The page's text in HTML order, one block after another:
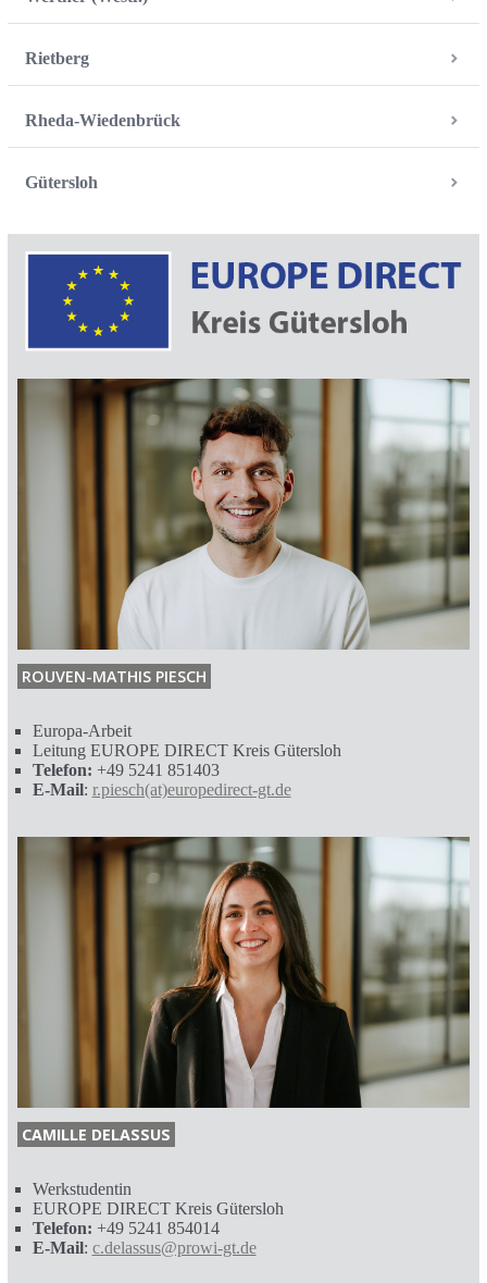
Rietberg
Rheda-Wiedenbrück
Gütersloh
ROUVEN-MATHIS PIESCH
Europa-Arbeit
Leitung EUROPE DIRECT Kreis Gütersloh
Telefon: +49 5241 851403
E-Mail: r.piesch(at)europedirect-gt.de
CAMILLE DELASSUS
Werkstudentin
EUROPE DIRECT Kreis Gütersloh
Telefon: +49 5241 854014
E-Mail: c.delassus@prowi-gt.de